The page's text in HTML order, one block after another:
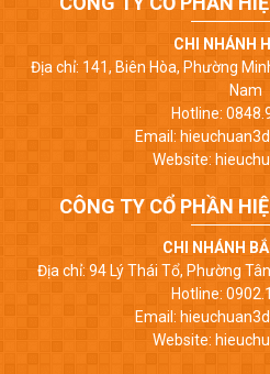
CHI NHÁNH
Địa chỉ: 141, Biên Hòa, Phường
Nam
Hotline:
Email:
Website:
CÔNG TY CỔ PHẦN
CHI NHÁNH
Địa chỉ: 94 Lý Thái Tổ, Phường
Hotline:
Email:
Website: